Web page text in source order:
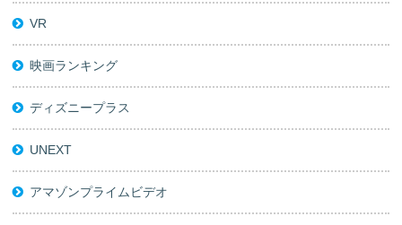
VR
映画ランキング
ディズニープラス
UNEXT
アマゾンプライムビデオ